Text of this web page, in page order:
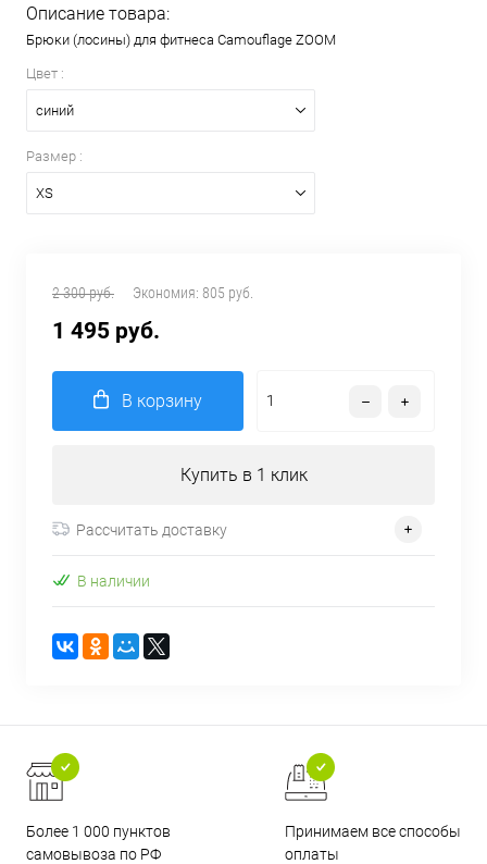
Описание товара:
Брюки (лосины) для фитнеса Camouflage ZOOM
Цвет :
синий
Размер :
XS
2 300 руб. Экономия: 805 руб.
1 495 руб.
В корзину
Купить в 1 клик
Рассчитать доставку
В наличии
Более 1 000 пунктов
самовывоза по РФ
Принимаем все способы
оплаты